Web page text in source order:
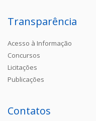
Transparência
Acesso à Informação
Concursos
Licitações
Publicações
Contatos